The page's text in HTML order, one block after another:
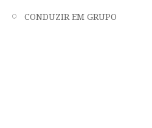
CONDUZIR EM GRUPO